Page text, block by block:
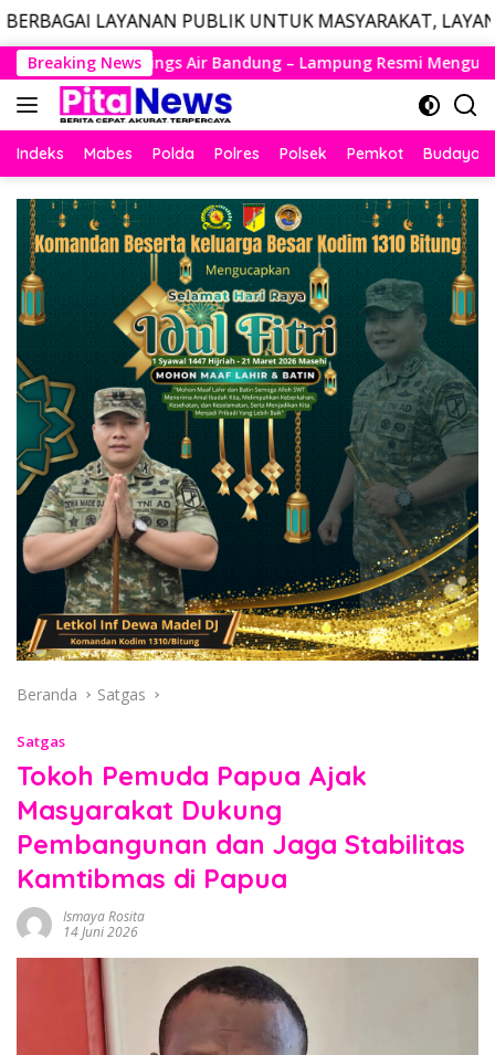
PUBLIK UNTUK MASYARAKAT, LAYANAN DARURAT
Langsung
ke
konten
Breaking News
– Lampung Resmi Mengudara, Husein Kembali Layani Rute
Indeks Mabes Polda Polres Polsek Pemkot Budaya
Beranda Satgas
Satgas
Tokoh Pemuda Papua Ajak
Masyarakat Dukung
Pembangunan dan Jaga Stabilitas
Kamtibmas di Papua
Ismaya Rosita
14 Juni 2026